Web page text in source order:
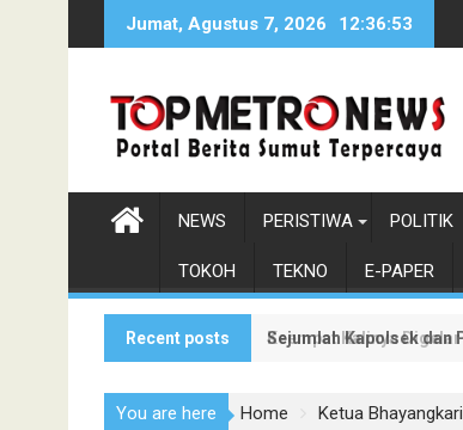
Jumat, Agustus 7, 2026 12:36:54
NEWS PERISTIWA POLITIK
TOKOH TEKNO E-PAPER
Recent posts Sejumlah Kapolsek dan
Keempat Kalinya
You are here Home Ketua